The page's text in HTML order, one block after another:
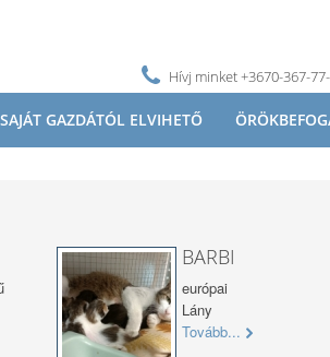
Hívj minket +3670-367-
SAJÁT GAZDÁTÓL ELVIHETŐ
BARBI
európai
Lány
Tovább...